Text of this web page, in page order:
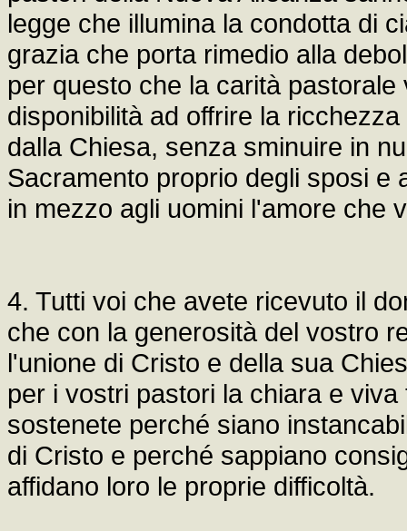
legge che illumina la condotta di
grazia che porta rimedio alla
per questo che la carità
disponibilità ad offrire la
dalla Chiesa, senza sminuire in
Sacramento proprio degli sposi e
in mezzo agli uomini l'amore che
4. Tutti voi che avete ricevuto il
che con la generosità del vostro
l'unione di Cristo e della sua
per i vostri pastori la chiara e
sostenete perché siano
di Cristo e perché sappiano
affidano loro le proprie difficoltà.